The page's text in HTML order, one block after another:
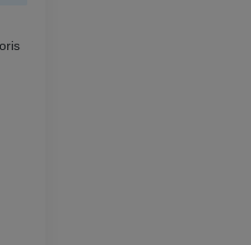
ョン
Project